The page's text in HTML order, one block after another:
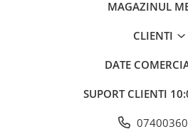
Instrumente de percutie
Instrumente traditionale
MAGAZINUL
CLIENTI
DATE
SUPORT CLIENTI